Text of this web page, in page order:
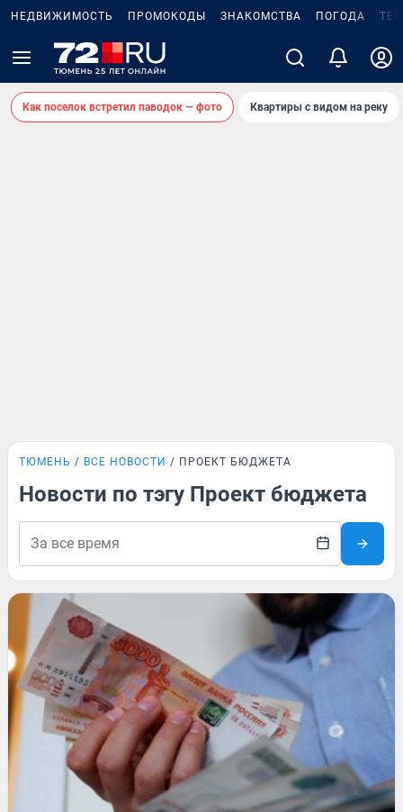
НЕДВИЖИМОСТЬ ПРОМОКОДЫ ЗНАКОМСТВА ПОГОДА
Как поселок встретил паводок — фото Квартиры с видом на реку
ТЮМЕНЬ ВСЕ НОВОСТИ ПРОЕКТ БЮДЖЕТА
Новости по тэгу Проект бюджета